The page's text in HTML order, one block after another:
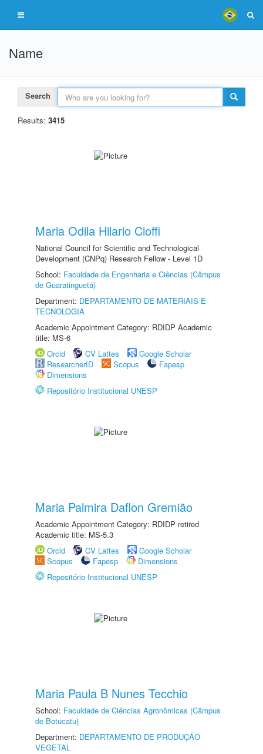
Name
Search
Results: 3415
Maria Odila Hilario Cioffi
National Council for Scientific and Technological
Development (CNPq) Research Fellow - Level 1D
School: Faculdade de Engenharia e Ciências (Câmpus
de Guaratinguetá)
Department: DEPARTAMENTO DE MATERIAIS E
TECNOLOGIA
Academic Appointment Category: RDIDP Academic
title: MS-6
Orcid
CV Lattes
Google Scholar
ResearcherID
Scopus
Fapesp
Dimensions
Repositório Institucional UNESP
Maria Palmira Daflon Gremião
Academic Appointment Category: RDIDP retired
Academic title: MS-5.3
Orcid
CV Lattes
Google Scholar
Scopus
Fapesp
Dimensions
Repositório Institucional UNESP
Maria Paula B Nunes Tecchio
School: Faculdade de Ciências Agronômicas (Câmpus
de Botucatu)
Department: DEPARTAMENTO DE PRODUÇÃO
VEGETAL